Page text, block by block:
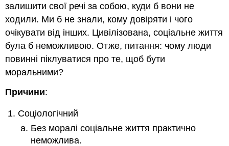
залишити свої речі за собою, куди б вони не
ходили. Ми б не знали, кому довіряти і чого
очікувати від інших. Цивілізована, соціальне життя
була б неможливою. Отже, питання: чому люди
повинні піклуватися про те, щоб бути
моральними?
Причини:
Соціологічний
Без моралі соціальне життя практично
неможлива.